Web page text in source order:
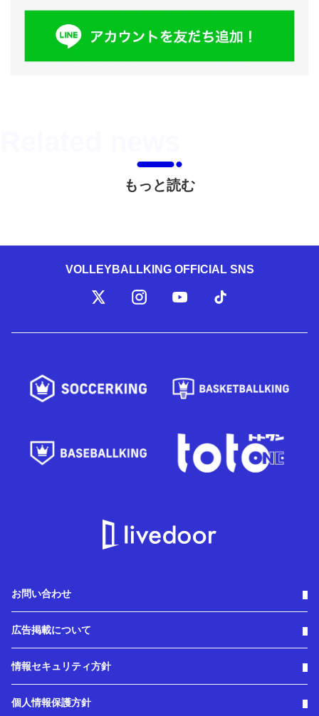
もっと読む
VOLLEYBALLKING OFFICIAL SNS
お問い合わせ
広告掲載について
情報セキュリティ方針
個人情報保護方針